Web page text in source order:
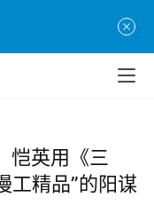
恺英用《三
工精品”的阳谋